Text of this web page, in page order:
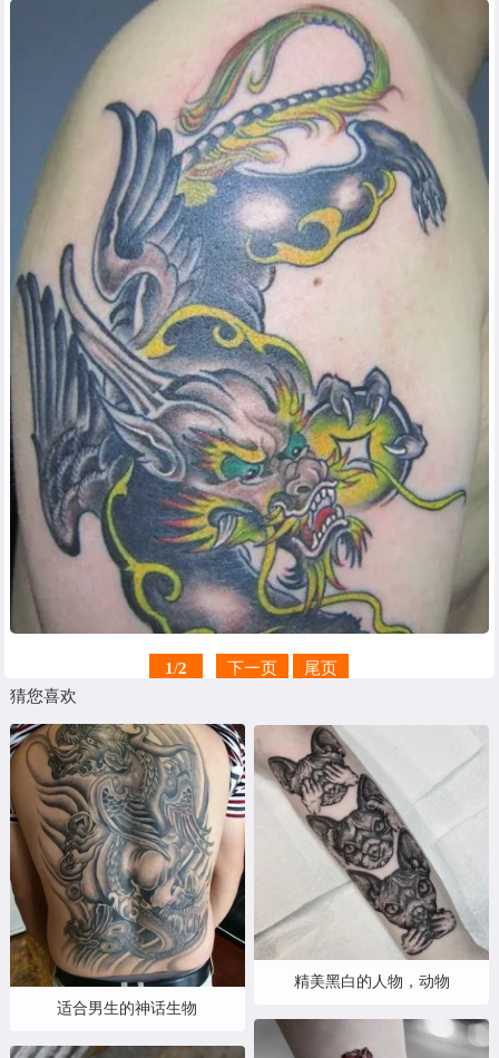
1/2 下一页
尾页
猜您喜欢
适合男生的神话生物
精美黑白的人物，动物